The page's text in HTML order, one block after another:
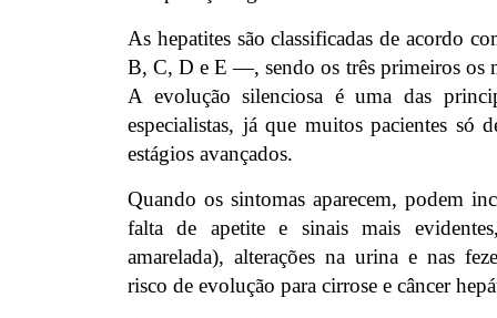
As hepatites são classificadas de acordo
B, C, D e E —, sendo os três primeiros os
A evolução silenciosa é uma das
especialistas, já que muitos pacientes só
estágios avançados.
Quando os sintomas aparecem, podem
falta de apetite e sinais mais
amarelada), alterações na urina e nas
risco de evolução para cirrose e câncer